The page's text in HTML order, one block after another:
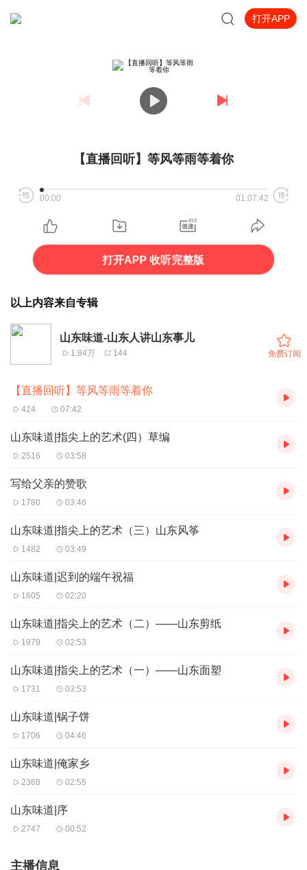
打开APP
【直播回听】等风等雨等着你
00:00 01:07:42
打开APP 收听完整版
以上内容来自专辑
山东味道-山东人讲山东事儿
1.84万 144 免费订阅
【直播回听】等风等雨等着你
424 07:42
山东味道|指尖上的艺术(四）草编
2516 03:58
写给父亲的赞歌
1780 03:46
山东味道|指尖上的艺术（三）山东风筝
1482 03:49
山东味道|迟到的端午祝福
1605 02:20
山东味道|指尖上的艺术（二）——山东剪纸
1979 02:53
山东味道|指尖上的艺术（一）——山东面塑
1731 03:53
山东味道|锅子饼
1706 04:46
山东味道|俺家乡
2368 02:55
山东味道|序
2747 00:52
主播信息